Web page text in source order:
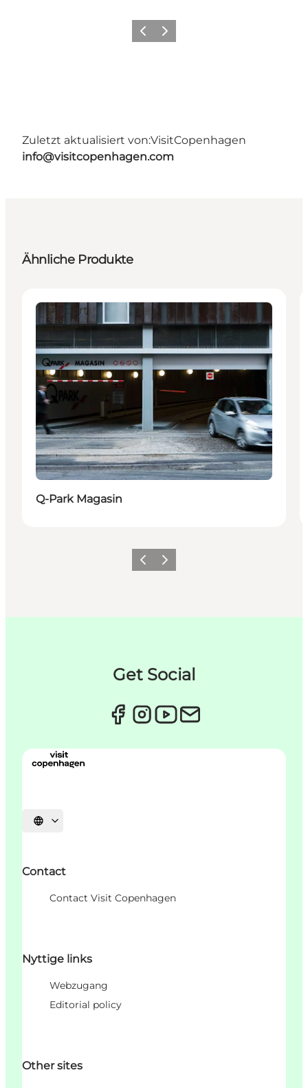
ZurückWeiter
Zuletzt aktualisiert von:VisitCopenhagen
info@visitcopenhagen.com
Ähnliche Produkte
Transport
Q-Park Magasin
ZurückWeiter
Get Social
Sprache auswählen
Contact
Contact Visit Copenhagen
Nyttige links
Webzugang
Editorial policy
Other sites